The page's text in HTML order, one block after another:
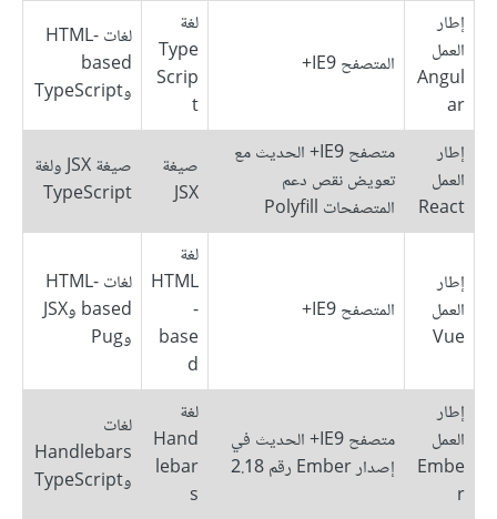
إطار
العمل
Angul
ar
المتصفح IE9+
لغة
Type
Scrip
t
لغات HTML-
based
وTypeScript
إطار
العمل
React
متصفح IE9+ الحديث مع
تعويض نقص دعم
المتصفحات Polyfill
صيغة
JSX
صيغة JSX ولغة
TypeScript
إطار
العمل
Vue
المتصفح IE9+
لغة
HTML
-
base
d
لغات HTML-
based وJSX
وPug
إطار
العمل
Embe
r
متصفح IE9+ الحديث في
إصدار Ember رقم 2.18
لغة
Hand
lebar
s
لغات
Handlebars
وTypeScript